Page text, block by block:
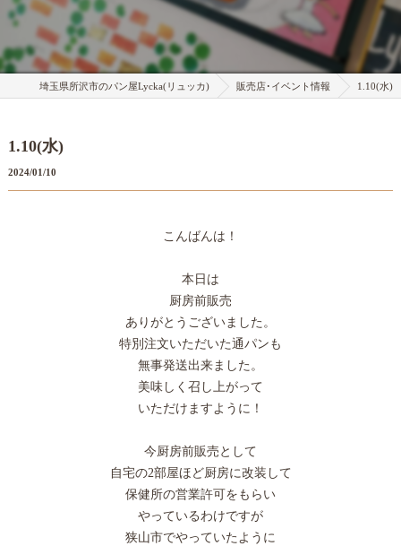
埼玉県所沢市のパン屋Lycka(リュッカ) 販売店･イベント情報 1.10(水)
1.10(水)
2024/01/10
こんばんは！
本日は
厨房前販売
ありがとうございました。
特別注文いただいた通パンも
無事発送出来ました。
美味しく召し上がって
いただけますように！
今厨房前販売として
自宅の2部屋ほど厨房に改装して
保健所の営業許可をもらい
やっているわけですが
狭山市でやっていたように